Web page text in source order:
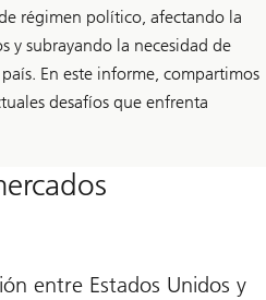
régimen político, afectando la
y subrayando la necesidad de
En este informe, compartimos
desafíos que enfrenta
entre Estados Unidos y